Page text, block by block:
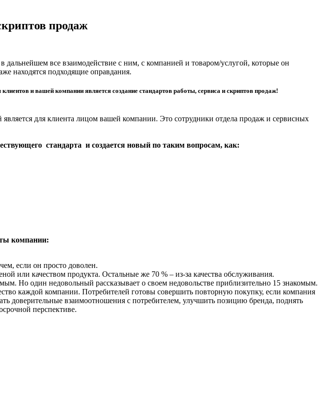
продаж
дальнейшем все взаимодействие с ним, с компанией и товаром/услугой, которые он
находятся подходящие оправдания.
и вашей компании является создание стандартов работы, сервиса и скриптов продаж!
для клиента лицом вашей компании. Это сотрудники отдела продаж и сервисных
стандарта и создается новый по таким вопросам, как:
компании:
если он просто доволен.
или качеством продукта. Остальные же 70 % – из-за качества обслуживания.
Но один недовольный рассказывает о своем недовольстве приблизительно 15 знакомым.
каждой компании. Потребителей готовы совершить повторную покупку, если компания
доверительные взаимоотношения с потребителем, улучшить позицию бренда, поднять
перспективе.